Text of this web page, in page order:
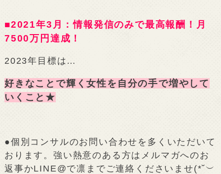
■2021年3月：情報発信のみで最高報酬！月
7500万円達成！
2023年目標は…
好きなことで輝く女性を自分の手で増やして
いくこと★
●個別コンサルのお問い合わせを多くいただいて
おります。強い熱意のある方はメルマガへのお
返事かLINE@で凛までご連絡くださいませ(*˘︶